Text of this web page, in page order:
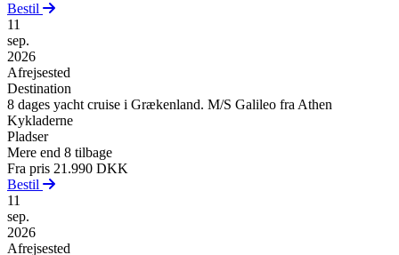
Bestil
11
sep.
2026
Afrejsested
Destination
8 dages yacht cruise i Grækenland. M/S Galileo fra Athen
Kykladerne
Pladser
Mere end 8 tilbage
Fra pris 21.990 DKK
Bestil
11
sep.
2026
Afrejsested